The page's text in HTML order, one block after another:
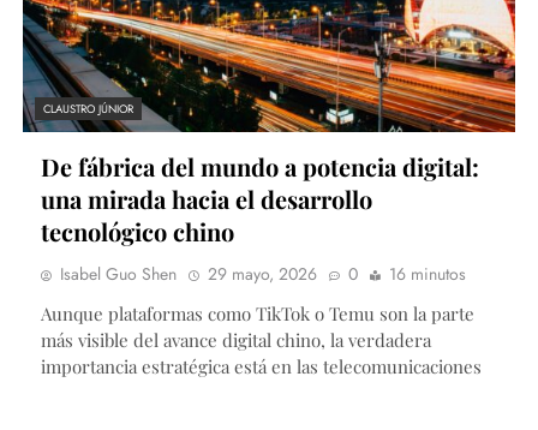
CLAUSTRO JÚNIOR
De fábrica del mundo a potencia digital:
una mirada hacia el desarrollo
tecnológico chino
Isabel Guo Shen 29 mayo, 2026 0
16 minutos
Aunque plataformas como TikTok o Temu son la parte
más visible del avance digital chino, la verdadera
importancia estratégica está en las telecomunicaciones